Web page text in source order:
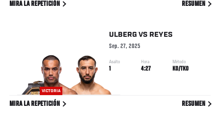
MIRA LA REPETICIÓN RESUMEN
VICTORIA
ULBERG VS REYES
Sep. 27, 2025
Asalto
1
Hora
4:27
Método
KO/TKO
MIRA LA REPETICIÓN RESUMEN